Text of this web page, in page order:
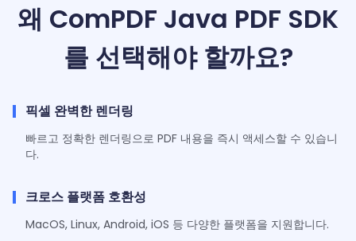
왜 ComPDF Java PDF SDK
를 선택해야 할까요?
픽셀 완벽한 렌더링
빠르고 정확한 렌더링으로 PDF 내용을 즉시 액세스할 수 있습니
다.
크로스 플랫폼 호환성
MacOS, Linux, Android, iOS 등 다양한 플랫폼을 지원합니다.